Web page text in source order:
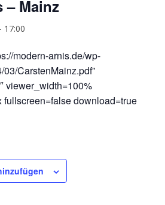
– Mainz
- 17:00
modern-arnis.de/wp-
CarstenMainz.pdf”
viewer_width=100%
download=true